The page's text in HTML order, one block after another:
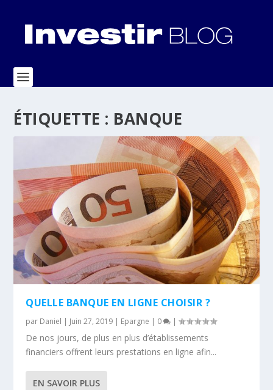
ÉTIQUETTE : BANQUE
QUELLE BANQUE EN LIGNE CHOISIR ?
par Daniel | Juin 27, 2019 | Epargne | 0 |
De nos jours, de plus en plus d’établissements
financiers offrent leurs prestations en ligne afin...
EN SAVOIR PLUS